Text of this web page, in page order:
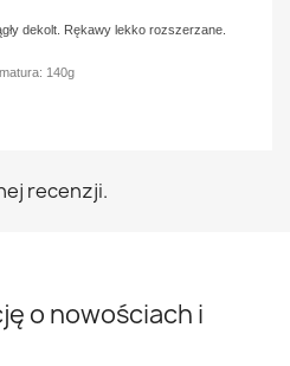
dekolt. Rękawy lekko rozszerzane.
140g
recenzji.
o nowościach i